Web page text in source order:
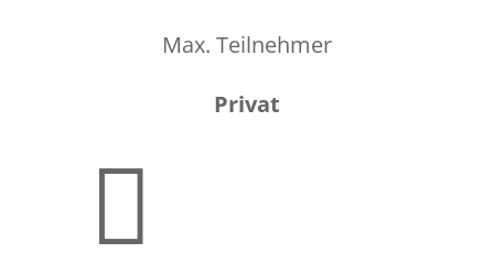
Max. Teilnehmer
Privat
